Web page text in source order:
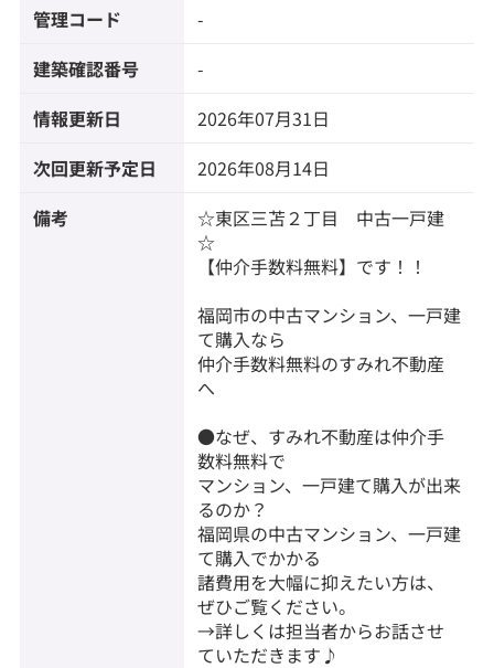
管理コード -
建築確認番号 -
情報更新日 2026年07月31日
次回更新予定日 2026年08月14日
備考
☆東区三苫２丁目 中古一戸建
☆
【仲介手数料無料】です！！
福岡市の中古マンション、一戸建
て購入なら
仲介手数料無料のすみれ不動産
へ
●なぜ、すみれ不動産は仲介手
数料無料で
マンション、一戸建て購入が出来
るのか？
福岡県の中古マンション、一戸建
て購入でかかる
諸費用を大幅に抑えたい方は、
ぜひご覧ください。
→詳しくは担当者からお話させ
ていただきます♪